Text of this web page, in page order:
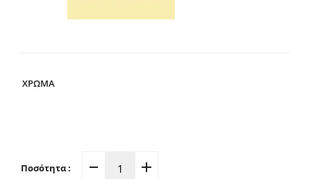
ΧΡΩΜΑ
Ποσότητα :
Γραμματοκιβώτιο